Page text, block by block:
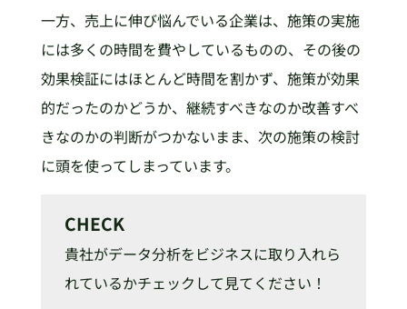
一方、売上に伸び悩んでいる企業は、施策の実施
には多くの時間を費やしているものの、その後の
効果検証にはほとんど時間を割かず、施策が効果
的だったのかどうか、継続すべきなのか改善すべ
きなのかの判断がつかないまま、次の施策の検討
に頭を使ってしまっています。
CHECK
貴社がデータ分析をビジネスに取り入れら
れているかチェックして見てください！